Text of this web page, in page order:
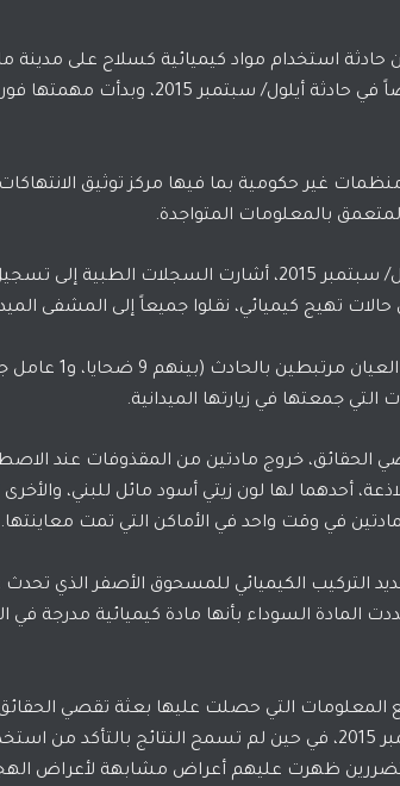
حادثة استخدام مواد كيميائية كسلاح على
أغسطس 2015، تلقت خبراً بالتحقيق أيضاً في حادثة
غير حكومية بما فيها مركز توثيق الانتهاكات
بالمعلومات المتواجدة.
جمعتها في زيارتها الميدانية.
خروج مادتين من المقذوفات عند
أحدهما لها لون زيتي أسود مائل للبني،
في وقت واحد في الأماكن التي تمت معاينتها.
الكيميائي للمسحوق الأصفر الذي تحدث
المعلومات التي حصلت عليها بعثة تقصي
كيميائية كسلاح في هجوم 1 أيلول/ سبتمبر 2015، في حين لم تسمح